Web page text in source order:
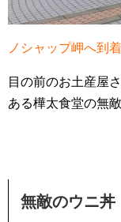
ノシャップ岬へ到着
目の前のお土産屋
ある樺太食堂の無
無敵のウニ